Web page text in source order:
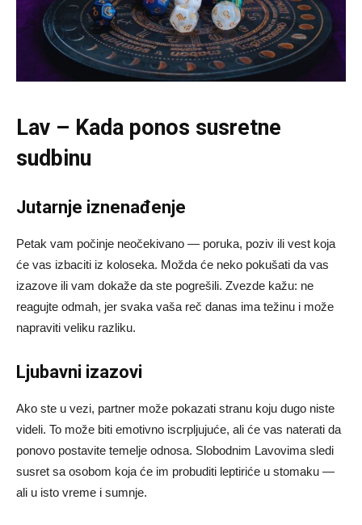
Lav – Kada ponos susretne
sudbinu
Jutarnje iznenađenje
Petak vam počinje neočekivano — poruka, poziv ili vest koja
će vas izbaciti iz koloseka. Možda će neko pokušati da vas
izazove ili vam dokaže da ste pogrešili. Zvezde kažu: ne
reagujte odmah, jer svaka vaša reč danas ima težinu i može
napraviti veliku razliku.
Ljubavni izazovi
Ako ste u vezi, partner može pokazati stranu koju dugo niste
videli. To može biti emotivno iscrpljujuće, ali će vas naterati da
ponovo postavite temelje odnosa. Slobodnim Lavovima sledi
susret sa osobom koja će im probuditi leptiriće u stomaku —
ali u isto vreme i sumnje.